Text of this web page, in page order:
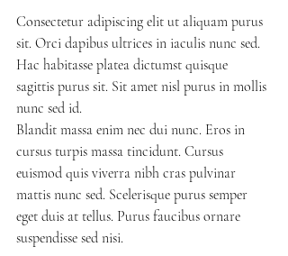
Consectetur adipiscing elit ut aliquam purus
sit. Orci dapibus ultrices in iaculis nunc sed.
Hac habitasse platea dictumst quisque
sagittis purus sit. Sit amet nisl purus in mollis
nunc sed id.
Blandit massa enim nec dui nunc. Eros in
cursus turpis massa tincidunt. Cursus
euismod quis viverra nibh cras pulvinar
mattis nunc sed. Scelerisque purus semper
eget duis at tellus. Purus faucibus ornare
suspendisse sed nisi.